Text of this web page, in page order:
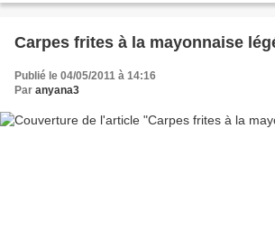
Carpes frites à la mayonnaise
Publié le 04/05/2011 à 14:16
Par anyana3